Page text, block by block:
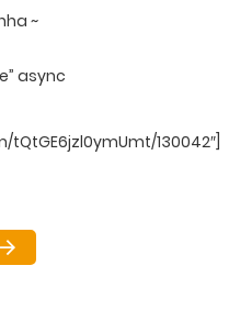
~
async
130042″]